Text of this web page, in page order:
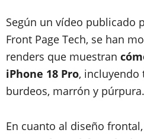
Según un vídeo publicado
Front Page Tech, se han
renders que muestran
iPhone 18 Pro, incluyendo
burdeos, marrón y púrpura.
En cuanto al diseño frontal,